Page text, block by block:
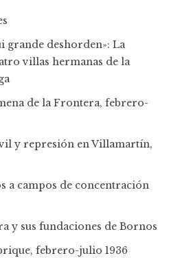
grande deshorden»: La
villas hermanas de la
de la Frontera, febrero-
y represión en Villamartín,
a campos de concentración
y sus fundaciones de Bornos
febrero-julio 1936